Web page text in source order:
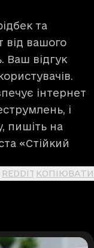
та
від вашого
Ваш відгук
інтернет
і
пишіть на
«Стійкий
REDDIT КОПІЮВАТИ